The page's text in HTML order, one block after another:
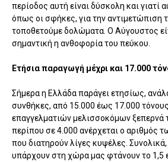
περίοδος αυτή είναι δύσκολη και γιατί
όπως οι σφήκες, για την αντιμετώπιση
τοποθετούμε δολώματα. Ο Αύγουστος
σημαντική η ανθοφορία του πεύκου.
Ετήσια παραγωγή μέχρι και 17.000
Σήμερα η Ελλάδα παράγει ετησίως,
συνθήκες, από 15.000 έως 17.000
επαγγελματιών μελισσοκόμων ξεπερνά
περίπου σε 4.000 ανέρχεται ο αριθμός
που διατηρούν λίγες κυψέλες.
υπάρχουν στη χώρα μας φτάνουν το 1,5